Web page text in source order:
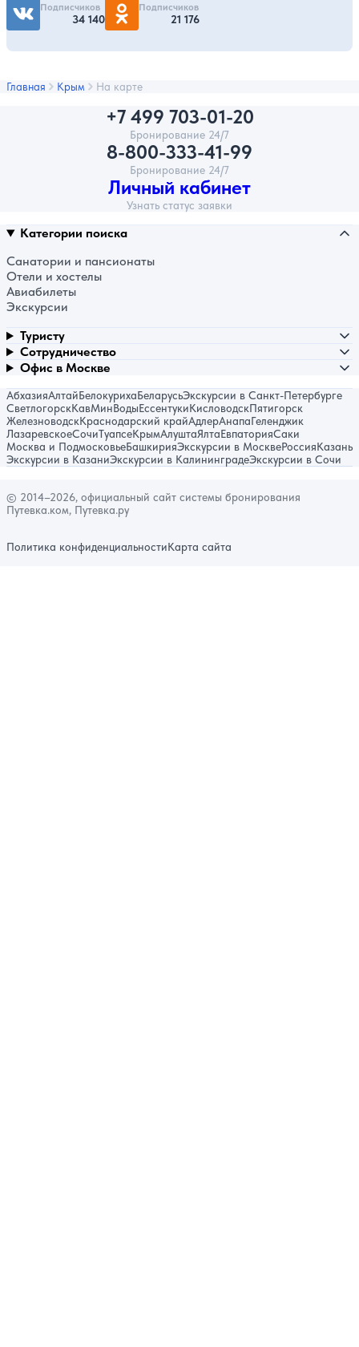
Подписчиков
34 140
Подписчиков
21 176
Главная Крым На карте
+7 499 703-01-20
Бронирование 24/7
8-800-333-41-99
Бронирование 24/7
Личный кабинет
Узнать статус заявки
Категории поиска
Санатории и пансионаты
Отели и хостелы
Авиабилеты
Экскурсии
Туристу
Сотрудничество
Офис в Москве
АбхазияАлтайБелокурихаБеларусьЭкскурсии в Санкт-Петербурге
СветлогорскКавМинВодыЕссентукиКисловодскПятигорск
ЖелезноводскКраснодарский крайАдлерАнапаГеленджик
ЛазаревскоеСочиТуапсеКрымАлуштаЯлтаЕвпаторияСаки
Москва и ПодмосковьеБашкирияЭкскурсии в МосквеРоссияКазань
Экскурсии в КазаниЭкскурсии в КалининградеЭкскурсии в Сочи
© 2014–2026, официальный сайт системы бронирования
Путевка.ком, Путевка.ру
Политика конфиденциальностиКарта сайта